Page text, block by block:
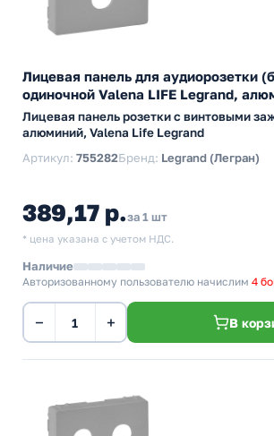
Лицевая панель для аудиорозетки
одиночной Valena LIFE Legrand,
Лицевая панель розетки с винтовыми
алюминий, Valena Life Legrand
Артикул: 755282Бренд: Legrand (Легран)
389,17 р.за 1 шт
* цена указана с учетом НДС.
Наличие
Авторизованному пользователю начислим 4
− + В